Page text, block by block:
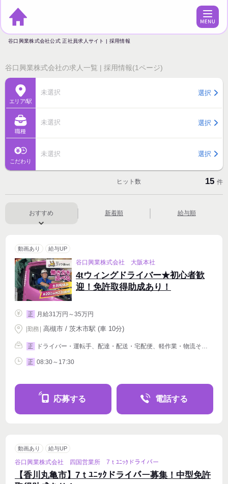
谷口興業株式会社公式 正社員求人サイト | 採用情報
谷口興業株式会社の求人一覧 | 採用情報(1ページ)
エリア/駅
未選択 選択
職種
未選択 選択
こだわり
未選択 選択
ヒット数 15 件
おすすめ 新着順 給与順
動画あり 給与UP
谷口興業株式会社 大阪本社
4tウィングドライバー★初心者歓
迎！免許取得助成あり！
正 月給31万円～35万円
|勤務 高槻市 / 茨木市駅 (車 10分)
正 ドライバー・運転手、配達・配送・宅配便、軽作業・物流その他
正 08:30～17:30
応募する 電話する
動画あり 給与UP
谷口興業株式会社 四国営業所 7ｔﾕﾆｯｸドライバー
【香川丸亀市】7ｔﾕﾆｯｸドライバー募集！中型免許